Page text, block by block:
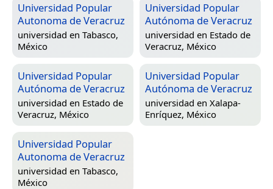
Universidad Popular
Autonoma de Veracruz
universidad en Tabasco,
México
Universidad Popular
Autónoma de Veracruz
universidad en Estado de
Veracruz, México
Universidad Popular
Autónoma de Veracruz
universidad en Estado de
Veracruz, México
Universidad Popular
Autónoma de Veracruz
universidad en Xalapa-
Enríquez, México
Universidad Popular
Autonoma de Veracruz
universidad en Tabasco,
México